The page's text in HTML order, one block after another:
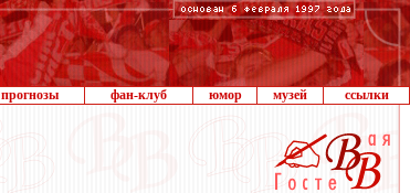
прогнозы фан-клуб юмор музей ссылки